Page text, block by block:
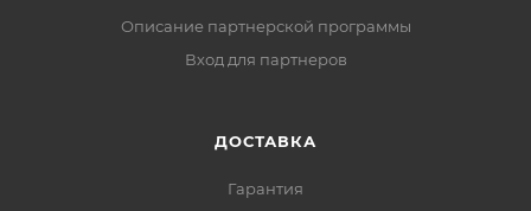
Описание партнерской программы
Вход для партнеров
ДОСТАВКА
Гарантия